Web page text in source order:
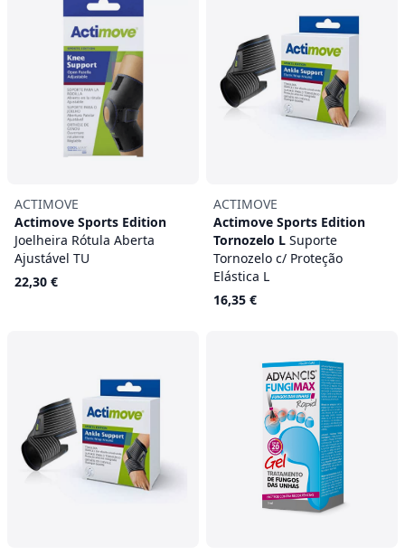
ACTIMOVE
Actimove Sports Edition
Joelheira Rótula Aberta
Ajustável TU
22,30 €
ACTIMOVE
Actimove Sports Edition
Tornozelo L Suporte
Tornozelo c/ Proteção
Elástica L
16,35 €